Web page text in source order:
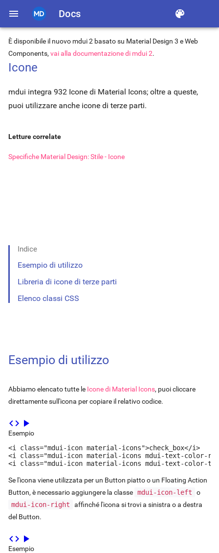
menu Docs color_lens
È disponibile il nuovo mdui 2 basato su Material Design 3 e Web
Components, vai alla documentazione di mdui 2.
Icone
mdui integra 932 Icone di Material Icons; oltre a queste,
puoi utilizzare anche icone di terze parti.
Letture correlate
Specifiche Material Design: Stile - Icone
Indice
Esempio di utilizzo
Libreria di icone di terze parti
Elenco classi CSS
Esempio di utilizzo
Abbiamo elencato tutte le Icone di Material Icons, puoi cliccare
direttamente sull'icona per copiare il relativo codice.
code play_arrow
Esempio
<i class="mdui-icon material-icons">check_box</i>
<i class="mdui-icon material-icons mdui-text-color-
<i class="mdui-icon material-icons mdui-text-color-
Se l'icona viene utilizzata per un Button piatto o un Floating Action
Button, è necessario aggiungere la classe mdui-icon-left
o
mdui-icon-right
affinché l'icona si trovi a sinistra o a destra
del Button.
code play_arrow
Esempio